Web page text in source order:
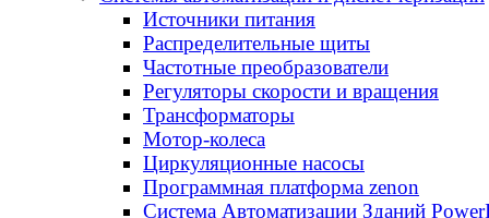
Источники питания
Распределительные щиты
Частотные преобразователи
Регуляторы скорости и вращения
Трансформаторы
Мотор-колеса
Циркуляционные насосы
Программная платформа zenon
Система Автоматизации Зданий